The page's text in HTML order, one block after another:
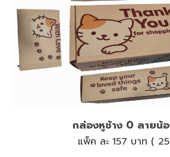
กล่องหูช้าง 0 ลายน้
แพ็ค ละ 157 บาท (